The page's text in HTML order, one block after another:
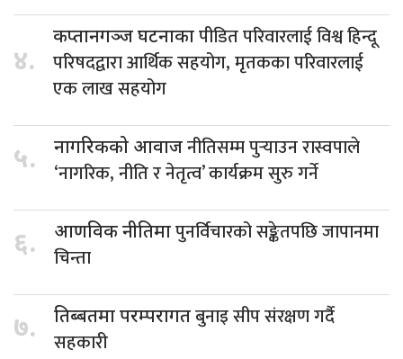
४.
कप्तानगञ्ज घटनाकापीडित परिवारलाई विश्व हिन्दू
परिषदद्वारा आर्थिक सहयोग, मृतकका परिवारलाई
एक लाख सहयोग
५. नागरिकको आवाजनीतिसम्म पुर्‍याउन रास्वपाले
‘नागरिक, नीति र नेतृत्व’ कार्यक्रम सुरु गर्ने
६. आणविक नीतिमापुनर्विचारको सङ्केतपछि जापानमा
चिन्ता
७. तिब्बतमा परम्परागतबुनाइ सीप संरक्षण गर्दै
सहकारी